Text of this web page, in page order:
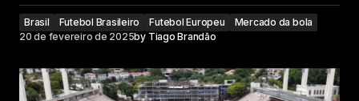
Brasil Futebol Brasileiro Futebol Europeu
Mercado da bola
20 de fevereiro de 2025by Tiago Brandão